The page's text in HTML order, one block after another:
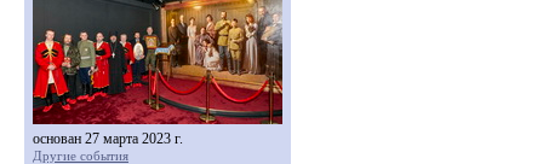
основан 27 марта 2023 г.
Другие события